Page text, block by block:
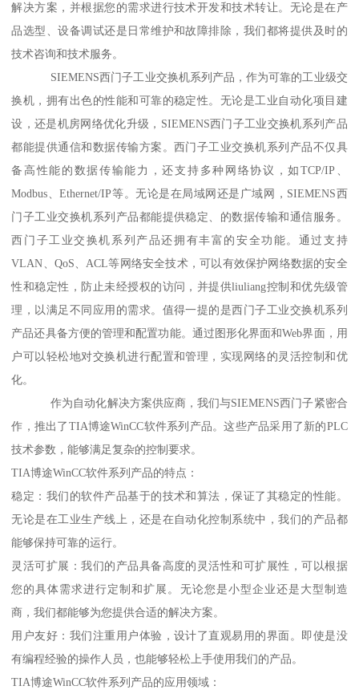
解决方案，并根据您的需求进行技术开发和技术转让。无论是在产
品选型、设备调试还是日常维护和故障排除，我们都将提供及时的
技术咨询和技术服务。
SIEMENS西门子工业交换机系列产品，作为可靠的工业级交
换机，拥有出色的性能和可靠的稳定性。无论是工业自动化项目建
设，还是机房网络优化升级，SIEMENS西门子工业交换机系列产品
都能提供通信和数据传输方案。西门子工业交换机系列产品不仅具
备高性能的数据传输能力，还支持多种网络协议，如TCP/IP、
Modbus、Ethernet/IP等。无论是在局域网还是广域网，SIEMENS西
门子工业交换机系列产品都能提供稳定、的数据传输和通信服务。
西门子工业交换机系列产品还拥有丰富的安全功能。通过支持
VLAN、QoS、ACL等网络安全技术，可以有效保护网络数据的安全
性和稳定性，防止未经授权的访问，并提供liuliang控制和优先级管
理，以满足不同应用的需求。值得一提的是西门子工业交换机系列
产品还具备方便的管理和配置功能。通过图形化界面和Web界面，用
户可以轻松地对交换机进行配置和管理，实现网络的灵活控制和优
化。
作为自动化解决方案供应商，我们与SIEMENS西门子紧密合
作，推出了TIA博途WinCC软件系列产品。这些产品采用了新的PLC
技术参数，能够满足复杂的控制要求。
TIA博途WinCC软件系列产品的特点：
稳定：我们的软件产品基于的技术和算法，保证了其稳定的性能。
无论是在工业生产线上，还是在自动化控制系统中，我们的产品都
能够保持可靠的运行。
灵活可扩展：我们的产品具备高度的灵活性和可扩展性，可以根据
您的具体需求进行定制和扩展。无论您是小型企业还是大型制造
商，我们都能够为您提供合适的解决方案。
用户友好：我们注重用户体验，设计了直观易用的界面。即使是没
有编程经验的操作人员，也能够轻松上手使用我们的产品。
TIA博途WinCC软件系列产品的应用领域：